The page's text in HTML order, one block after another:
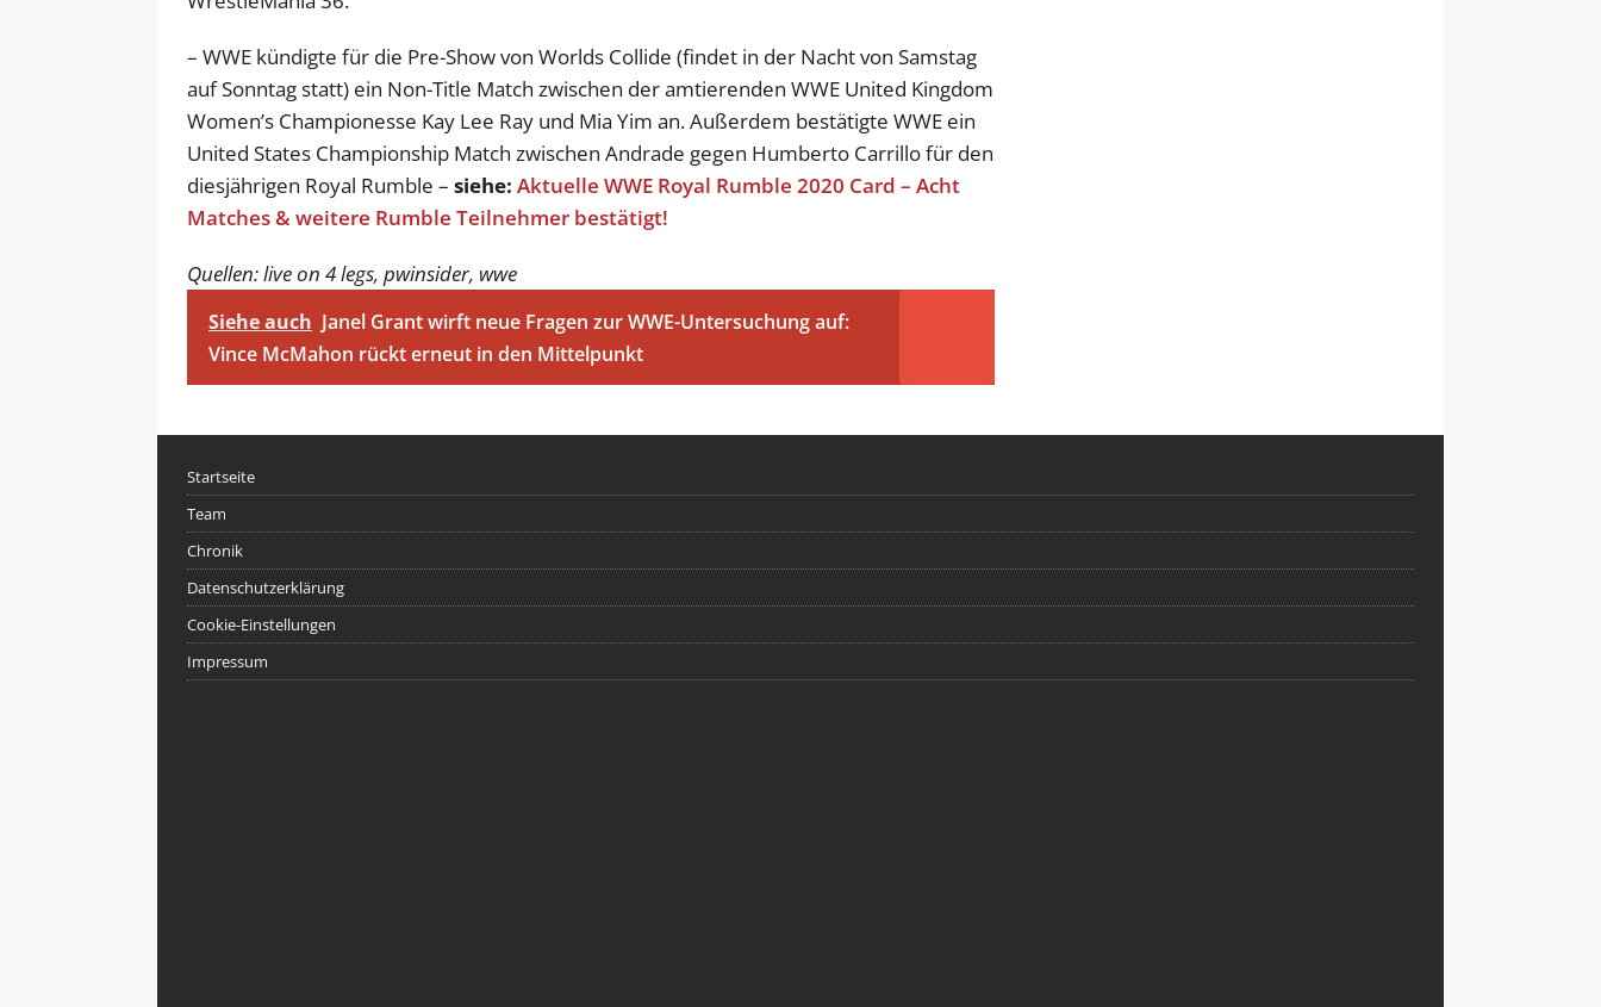
– WWE kündigte für die Pre-Show von Worlds Collide (findet in der Nacht von Samstag
auf Sonntag statt) ein Non-Title Match zwischen der amtierenden WWE United Kingdom
Women’s Championesse Kay Lee Ray und Mia Yim an. Außerdem bestätigte WWE ein
United States Championship Match zwischen Andrade gegen Humberto Carrillo für den
diesjährigen Royal Rumble – siehe: Aktuelle WWE Royal Rumble 2020 Card – Acht
Matches & weitere Rumble Teilnehmer bestätigt!
Quellen: live on 4 legs, pwinsider, wwe
Siehe auch Janel Grant wirft neue Fragen zur WWE-Untersuchung auf:
Vince McMahon rückt erneut in den Mittelpunkt
Startseite
Team
Chronik
Datenschutzerklärung
Cookie-Einstellungen
Impressum